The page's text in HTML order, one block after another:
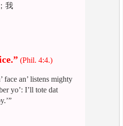
我
(Phil. 4:4.)
face an’ listens mighty
yo’: I’ll tote dat